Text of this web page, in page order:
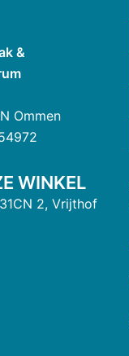
&
Ommen
WINKEL
2, Vrijthof